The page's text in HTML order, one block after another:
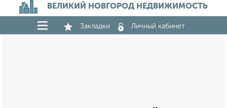
ВЕЛИКИЙ НОВГОРОД НЕДВИЖИМОСТЬ
Закладки Личный кабинет